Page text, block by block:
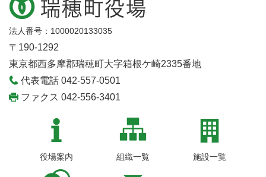
法人番号：1000020133035
〒190-1292
東京都西多摩郡瑞穂町大字箱根ケ崎2335番地
代表電話 042-557-0501
ファクス 042-556-3401
役場案内 組織一覧 施設一覧